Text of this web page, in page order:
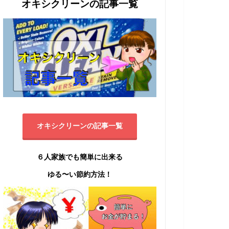
オキシクリーンの記事一覧
オキシクリーンの記事一覧
６人家族でも簡単に出来る
ゆる〜い節約方法！